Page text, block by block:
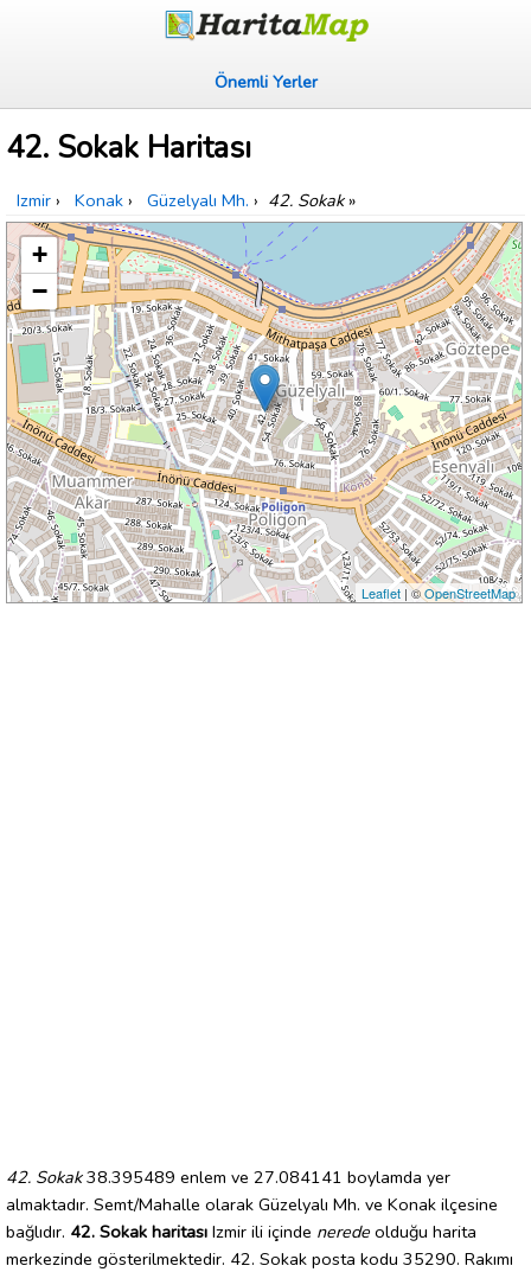
Önemli Yerler
42. Sokak Haritası
Izmir › Konak › Güzelyalı Mh. › 42. Sokak»
+
−
Leaflet| ©OpenStreetMap
42. Sokak38.395489 enlem ve 27.084141 boylamda yer
almaktadır. Semt/Mahalle olarak Güzelyalı Mh. ve Konak ilçesine
bağlıdır. 42. Sokak haritası Izmir ili içinde nerede olduğu harita
merkezinde gösterilmektedir. 42. Sokak posta kodu 35290. Rakımı